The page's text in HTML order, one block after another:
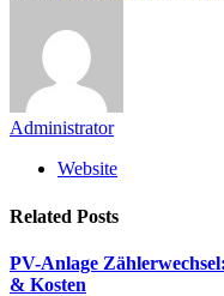
Administrator
Website
Related Posts
PV-Anlage
& Kosten